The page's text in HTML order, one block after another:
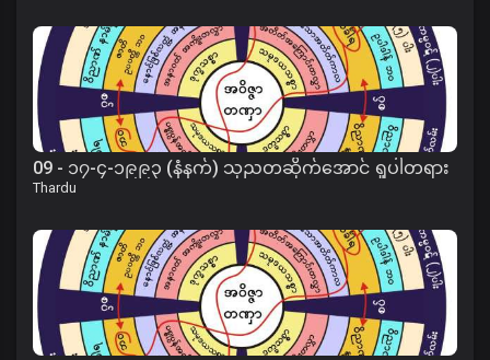
09 - ၁၇-၄-၁၉၉၃ (နံနက်) သုညတဆိုက်အောင် ရှုပါတရား
Thardu